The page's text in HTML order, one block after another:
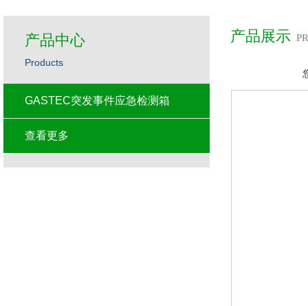
产品展示
产品中心
Products
GASTEC突发事件应急检测箱
查看更多